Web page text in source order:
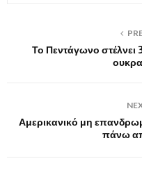
Το Πεντάγωνο
Αμερικανικό μη
πάνω